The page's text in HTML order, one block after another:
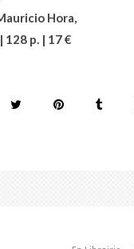
Hora,
128 p. | 17 €